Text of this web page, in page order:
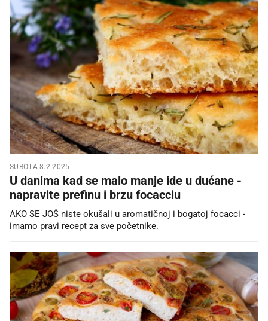
SUBOTA 8.2.2025.
U danima kad se malo manje ide u dućane -
napravite prefinu i brzu focacciu
AKO SE JOŠ niste okušali u aromatičnoj i bogatoj focacci -
imamo pravi recept za sve početnike.